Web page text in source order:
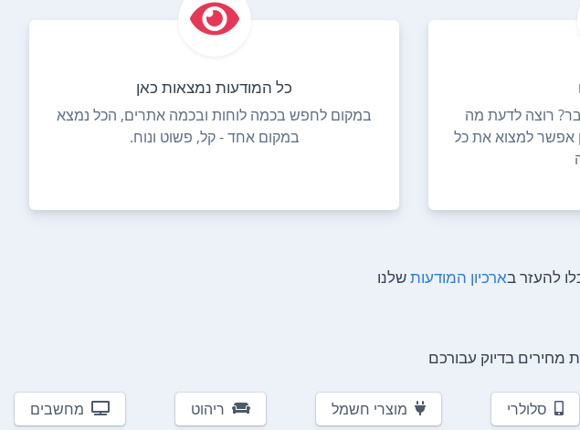
רוצה לדעת מה
אפשר למצוא את כל
כל המודעות נמצאות כאן
במקום לחפש בכמה לוחות ובכמה אתרים, הכל נמצא
במקום אחד - קל, פשוט ונוח.
להעזר בארכיון המודעות שלנו
מחירים בדיוק עבורכם
סלולרי מוצרי חשמל ריהוט מחשבים